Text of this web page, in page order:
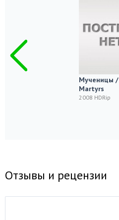
Мученицы /
Martyrs
2008 HDRip
Отзывы и рецензии